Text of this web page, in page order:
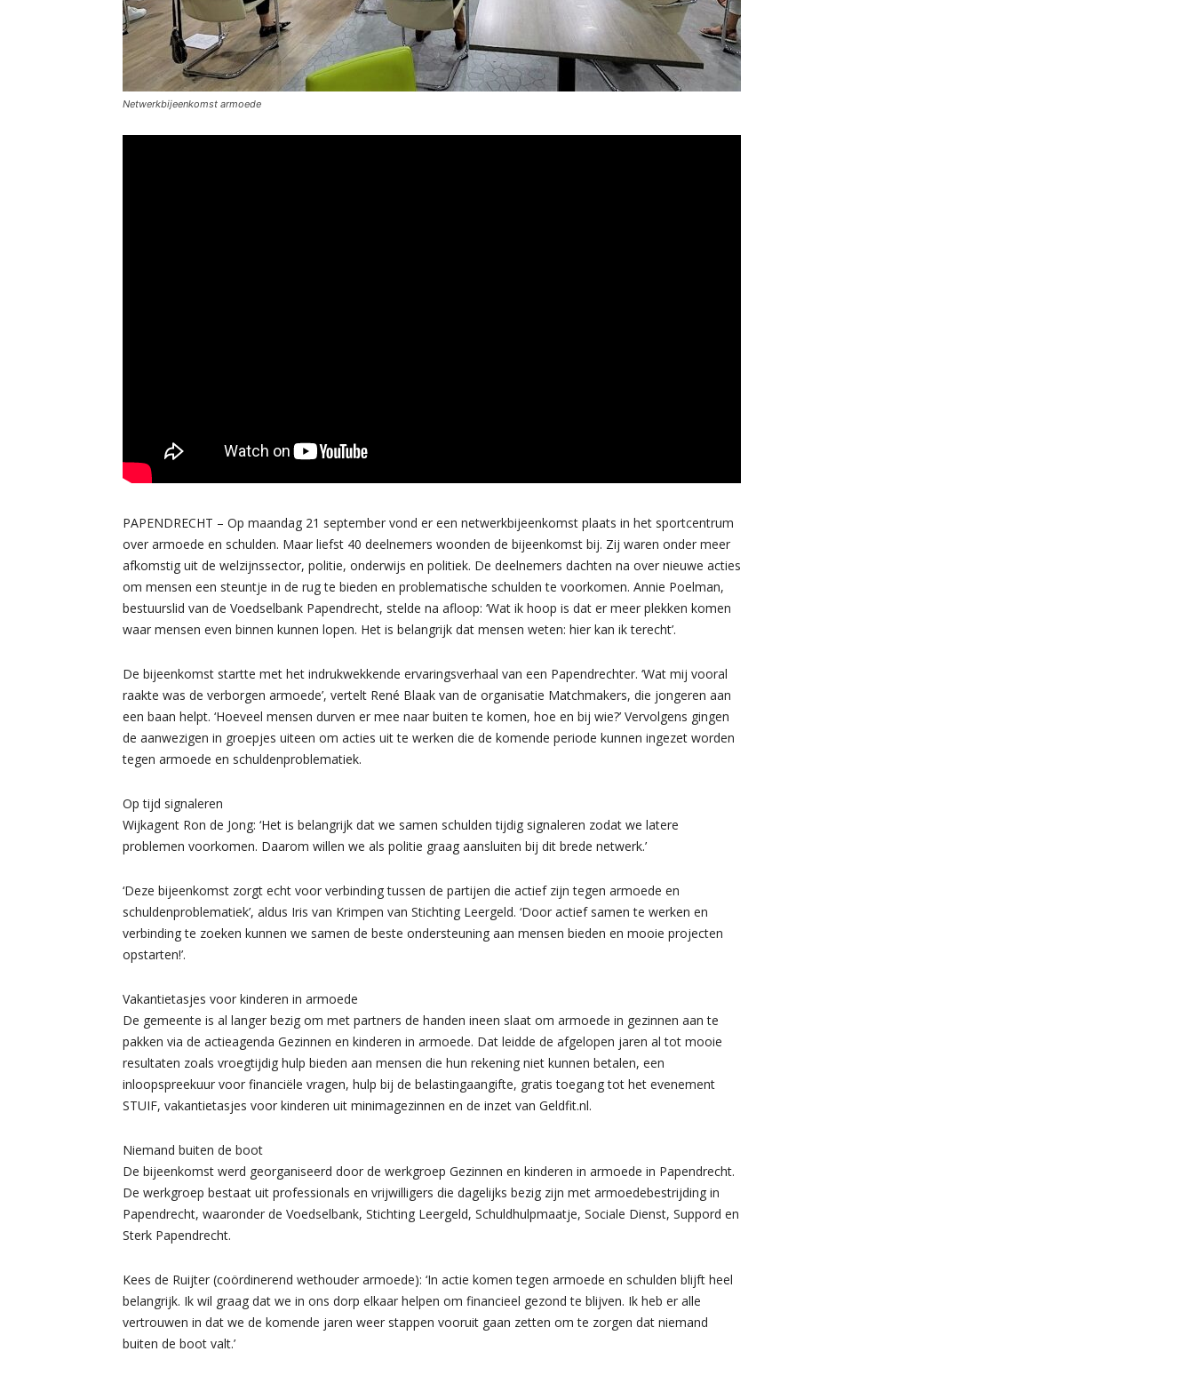
Netwerkbijeenkomst armoede
PAPENDRECHT – Op maandag 21 september vond er een netwerkbijeenkomst plaats in het sportcentrum
over armoede en schulden. Maar liefst 40 deelnemers woonden de bijeenkomst bij. Zij waren onder meer
afkomstig uit de welzijnssector, politie, onderwijs en politiek. De deelnemers dachten na over nieuwe acties
om mensen een steuntje in de rug te bieden en problematische schulden te voorkomen. Annie Poelman,
bestuurslid van de Voedselbank Papendrecht, stelde na afloop: ‘Wat ik hoop is dat er meer plekken komen
waar mensen even binnen kunnen lopen. Het is belangrijk dat mensen weten: hier kan ik terecht’.
De bijeenkomst startte met het indrukwekkende ervaringsverhaal van een Papendrechter. ‘Wat mij vooral
raakte was de verborgen armoede’, vertelt René Blaak van de organisatie Matchmakers, die jongeren aan
een baan helpt. ‘Hoeveel mensen durven er mee naar buiten te komen, hoe en bij wie?’ Vervolgens gingen
de aanwezigen in groepjes uiteen om acties uit te werken die de komende periode kunnen ingezet worden
tegen armoede en schuldenproblematiek.
Op tijd signaleren
Wijkagent Ron de Jong: ‘Het is belangrijk dat we samen schulden tijdig signaleren zodat we latere
problemen voorkomen. Daarom willen we als politie graag aansluiten bij dit brede netwerk.’
‘Deze bijeenkomst zorgt echt voor verbinding tussen de partijen die actief zijn tegen armoede en
schuldenproblematiek’, aldus Iris van Krimpen van Stichting Leergeld. ‘Door actief samen te werken en
verbinding te zoeken kunnen we samen de beste ondersteuning aan mensen bieden en mooie projecten
opstarten!’.
Vakantietasjes voor kinderen in armoede
De gemeente is al langer bezig om met partners de handen ineen slaat om armoede in gezinnen aan te
pakken via de actieagenda Gezinnen en kinderen in armoede. Dat leidde de afgelopen jaren al tot mooie
resultaten zoals vroegtijdig hulp bieden aan mensen die hun rekening niet kunnen betalen, een
inloopspreekuur voor financiële vragen, hulp bij de belastingaangifte, gratis toegang tot het evenement
STUIF, vakantietasjes voor kinderen uit minimagezinnen en de inzet van Geldfit.nl.
Niemand buiten de boot
De bijeenkomst werd georganiseerd door de werkgroep Gezinnen en kinderen in armoede in Papendrecht.
De werkgroep bestaat uit professionals en vrijwilligers die dagelijks bezig zijn met armoedebestrijding in
Papendrecht, waaronder de Voedselbank, Stichting Leergeld, Schuldhulpmaatje, Sociale Dienst, Suppord en
Sterk Papendrecht.
Kees de Ruijter (coördinerend wethouder armoede): ‘In actie komen tegen armoede en schulden blijft heel
belangrijk. Ik wil graag dat we in ons dorp elkaar helpen om financieel gezond te blijven. Ik heb er alle
vertrouwen in dat we de komende jaren weer stappen vooruit gaan zetten om te zorgen dat niemand
buiten de boot valt.’